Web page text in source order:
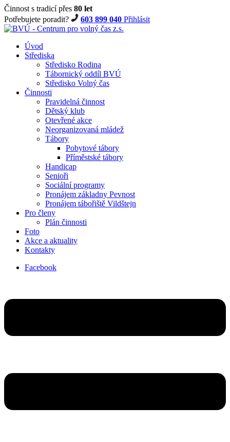
Činnost s tradicí přes 80 let
Potřebujete poradit?
603 899 040 Přihlásit
Úvod
Střediska
Středisko Rodina
Tábornický oddíl BVÚ
Středisko Volný čas
Činnosti
Pravidelná činnost
Dětský klub
Otevřené akce
Neorganizovaná mládež
Tábory
Pobytové tábory
Příměstské tábory
Handicap
Senioři
Sociální programy
Pronájem základny Pevnost
Pronájem tábořiště Vildštejn
Pro členy
Plán činnosti
Foto
Akce a aktuality
Kontakty
Facebook